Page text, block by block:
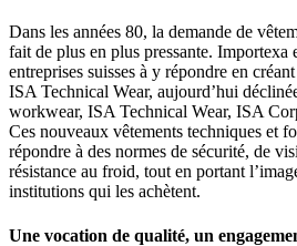
Dans les années 80, la demande de
fait de plus en plus pressante. Importexa
entreprises suisses à y répondre en
ISA Technical Wear, aujourd’hui
workwear, ISA Technical Wear, ISA
Ces nouveaux vêtements techniques et
répondre à des normes de sécurité, de
résistance au froid, tout en portant
institutions qui les achètent.
Une vocation de qualité, un